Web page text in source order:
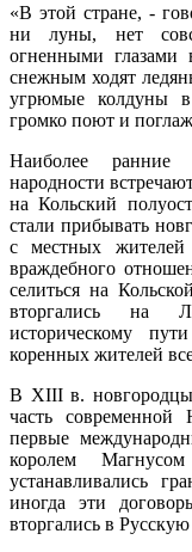
«В этой стране, -
ни луны, нет
огненными
снежным ходят
угрюмые колдуны
громко поют и
Наиболее ранние
народности
на Кольский
стали прибывать
с местных
враждебного
селиться на
вторгались на
историческому
коренных жителей
В XIII в. новгородцы
часть
первые
королем
устанавливались
иногда эти
вторгались в